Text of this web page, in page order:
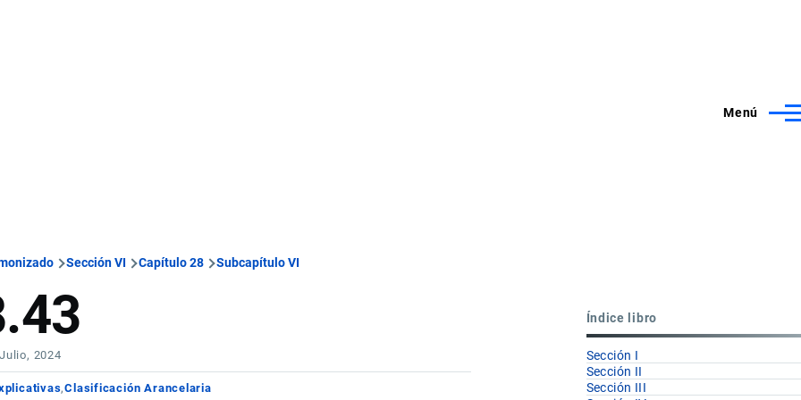
Menú
Sección VI Capítulo 28 Subcapítulo VI
2024
Clasificación Arancelaria
Índice libro
Sección I
Sección II
Sección III